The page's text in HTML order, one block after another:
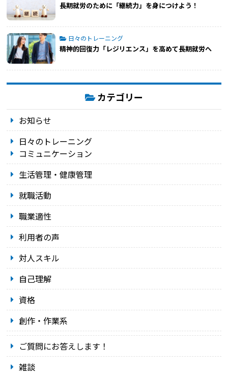
長期就労のために「継続力」を身につけよう！
日々のトレーニング
精神的回復力「レジリエンス」を高めて長期就労へ
カテゴリー
お知らせ
日々のトレーニング
コミュニケーション
生活管理・健康管理
就職活動
職業適性
利用者の声
対人スキル
自己理解
資格
創作・作業系
ご質問にお答えします！
雑談